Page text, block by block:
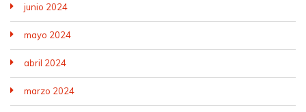
junio 2024
mayo 2024
abril 2024
marzo 2024